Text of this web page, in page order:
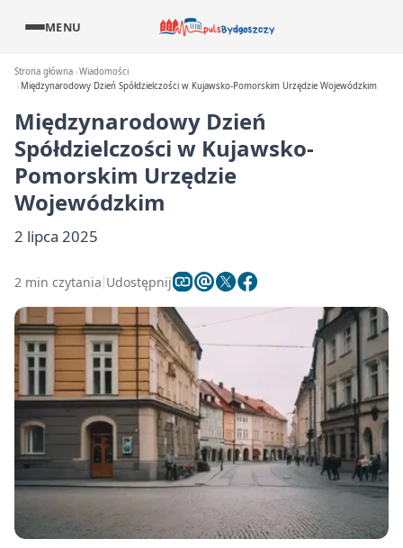
MENU
Strona główna Wiadomości
Międzynarodowy Dzień Spółdzielczości w Kujawsko-Pomorskim Urzędzie Wojewódzkim
Międzynarodowy Dzień
Spółdzielczości w Kujawsko-
Pomorskim Urzędzie
Wojewódzkim
2 lipca 2025
2 min czytania Udostępnij